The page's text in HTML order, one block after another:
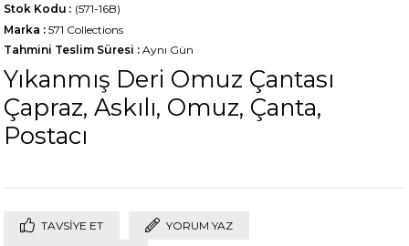
(571-16B)
Stok Kodu
Marka : 571 Collections
Tahmini Teslim Süresi : Aynı Gün
Yıkanmış Deri Omuz Çantası
Çapraz, Askılı, Omuz, Çanta,
Postacı
TAVSIYE ET YORUM YAZ